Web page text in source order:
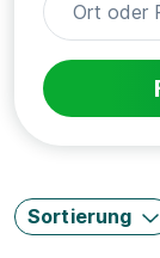
Sortierung